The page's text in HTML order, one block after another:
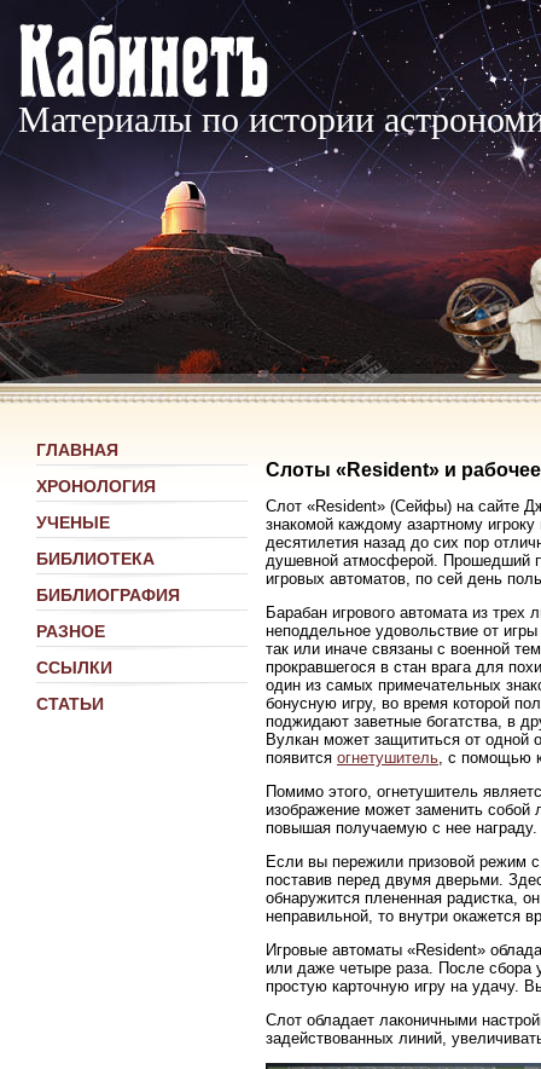
Материалы по истории
ГЛАВНАЯ
ХРОНОЛОГИЯ
УЧЕНЫЕ
БИБЛИОТЕКА
БИБЛИОГРАФИЯ
РАЗНОЕ
ССЫЛКИ
СТАТЬИ
Слоты «Resident» и
Слот «Resident» (Сейфы) на сайте
знакомой каждому азартному
десятилетия назад до сих пор
душевной атмосферой. Прошедший
игровых автоматов, по сей день
Барабан игрового автомата из
неподдельное удовольствие от
так или иначе связаны с военной
прокравшегося в стан врага для
один из самых примечательных
бонусную игру, во время которой
поджидают заветные богатства, в
Вулкан может защититься от одной
появится огнетушитель , с помощью
Помимо этого, огнетушитель
изображение может заменить
повышая получаемую с нее награду.
Если вы пережили призовой режим
поставив перед двумя дверьми.
обнаружится плененная радистка,
неправильной, то внутри окажется
Игровые автоматы «Resident»
или даже четыре раза. После сбора
простую карточную игру на удачу.
Слот обладает лаконичными
задействованных линий,